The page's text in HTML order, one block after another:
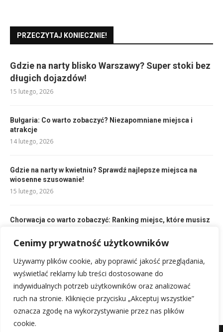
Cenimy prywatność użytkowników
Używamy plików cookie, aby poprawić jakość przeglądania,
wyświetlać reklamy lub treści dostosowane do
indywidualnych potrzeb użytkowników oraz analizować
ruch na stronie. Kliknięcie przycisku „Akceptuj wszystkie”
oznacza zgodę na wykorzystywanie przez nas plików
cookie.
PRZECZYTAJ KONIECZNIE!
Gdzie na narty blisko Warszawy? Super stoki bez
długich dojazdów!
15 lutego, 2026
Bułgaria: Co warto zobaczyć? Niezapomniane miejsca i
atrakcje
14 lutego, 2026
Gdzie na narty w kwietniu? Sprawdź najlepsze miejsca na
wiosenne szusowanie!
15 lutego, 2026
Chorwacja co warto zobaczyć: Ranking miejsc, które musisz
14 lutego, 2026
Marrakesz co zobaczyć: Najlepsze atrakcje i sekrety
14 lutego, 2026